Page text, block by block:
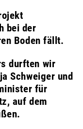
bei der
Boden fällt.
durften wir
Schweiger und
für
auf dem